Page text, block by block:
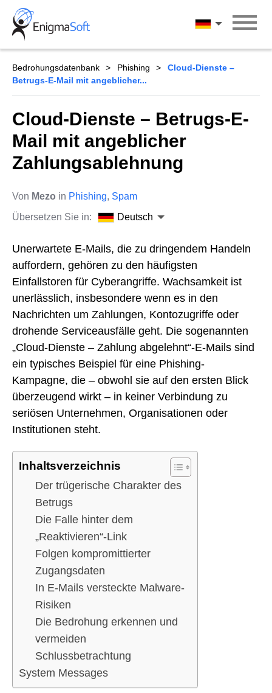
Skip
content
Deutsch
Bedrohungsdatenbank Phishing
Cloud-Dienste –
Betrugs-E-Mail mit angeblicher...
Cloud-Dienste – Betrugs-E-
Mail mit angeblicher
Zahlungsablehnung
Von Mezo in Phishing, Spam
Übersetzen Sie in:
Deutsch
Unerwartete E-Mails, die zu dringendem Handeln
auffordern, gehören zu den häufigsten
Einfallstoren für Cyberangriffe. Wachsamkeit ist
unerlässlich, insbesondere wenn es in den
Nachrichten um Zahlungen, Kontozugriffe oder
drohende Serviceausfälle geht. Die sogenannten
„Cloud-Dienste – Zahlung abgelehnt“-E-Mails sind
ein typisches Beispiel für eine Phishing-
Kampagne, die – obwohl sie auf den ersten Blick
überzeugend wirkt – in keiner Verbindung zu
seriösen Unternehmen, Organisationen oder
Institutionen steht.
Inhaltsverzeichnis
Der trügerische Charakter des
Betrugs
Die Falle hinter dem
„Reaktivieren“-Link
Folgen kompromittierter
Zugangsdaten
In E-Mails versteckte Malware-
Risiken
Die Bedrohung erkennen und
vermeiden
Schlussbetrachtung
System Messages